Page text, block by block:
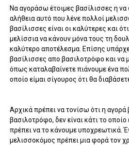
Να αγοράσω έτοιμες βασίλισσες η να
αλήθεια αυτό που λένε πολλοί
βασίλισσες είναι οι καλύτερες και
μελίσσια να κάνουν μόνα τους τη
καλύτερο αποτέλεσμα. Επίσης
βασίλισσες απο βασιλοτρόφο και να
όπως καταλαβαίνετε πιάνουμε ένα
οποίο είμαι σίγουρος ότι θα
Αρχικά πρέπει να τονίσω ότι η
βασιλοτρόφο, δεν είναι κάτι το
πρέπει να το κάνουμε υποχρεωτικά.
μελισσοκόμος πρέπει μια φορά τον